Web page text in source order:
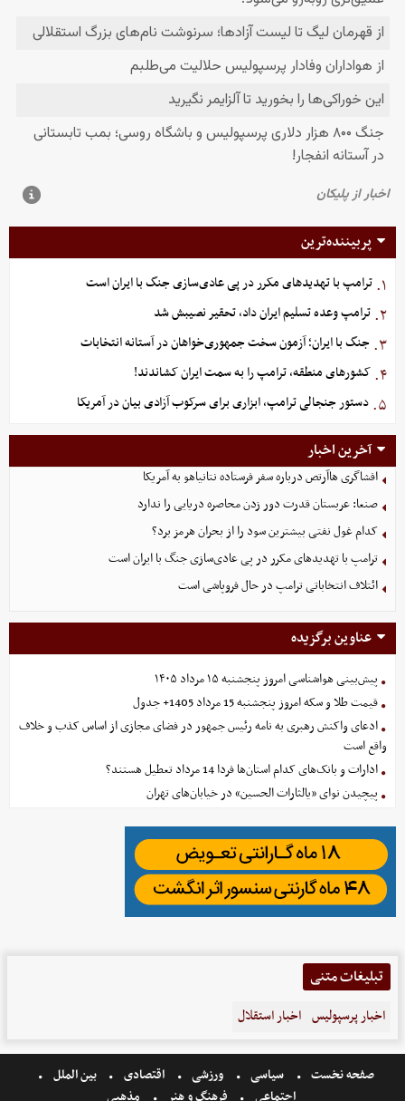
پربیننده‌ترین
۱. ترامپ با تهدیدهای مکرر در پی عادی‌سازی جنگ با ایران است
۲. ترامپ وعده تسلیم ایران داد، تحقیر نصیبش شد
۳. جنگ با ایران؛ آزمون سخت جمهوری‌خواهان در آستانه انتخابات
۴. کشورهای منطقه، ترامپ را به سمت ایران کشاندند!
۵. دستور جنجالی ترامپ، ابزاری برای سرکوب آزادی بیان در آمریکا
آخرین اخبار
افشاگری هاآرتص درباره سفر فرستاده نتانیاهو به آمریکا
صنعا: عربستان قدرت دور زدن محاصره دریایی را ندارد
کدام غول نفتی بیشترین سود را از بحران هرمز برد؟
ترامپ با تهدیدهای مکرر در پی عادی‌سازی جنگ با ایران است
ائتلاف انتخاباتی ترامپ در حال فروپاشی است
عناوین برگزیده
پیش‌بینی هواشناسی امروز پنجشنبه ۱۵ مرداد ۱۴۰۵
قیمت طلا و سکه امروز پنجشنبه 15 مرداد 1405+ جدول
ادعای واکنش رهبری به نامه رئیس جمهور در فضای مجازی از اساس کذب و خلاف
واقع است
ادارات و بانک‌های کدام استان‌ها فردا 14 مرداد تعطیل هستند؟
پیچیدن نوای «یالثارات الحسین» در خیابان‌های تهران
تبلیغات متنی
اخبار پرسپولیس اخبار استقلال
صفحه نخست سیاسی ورزشی اقتصادی
بین الملل